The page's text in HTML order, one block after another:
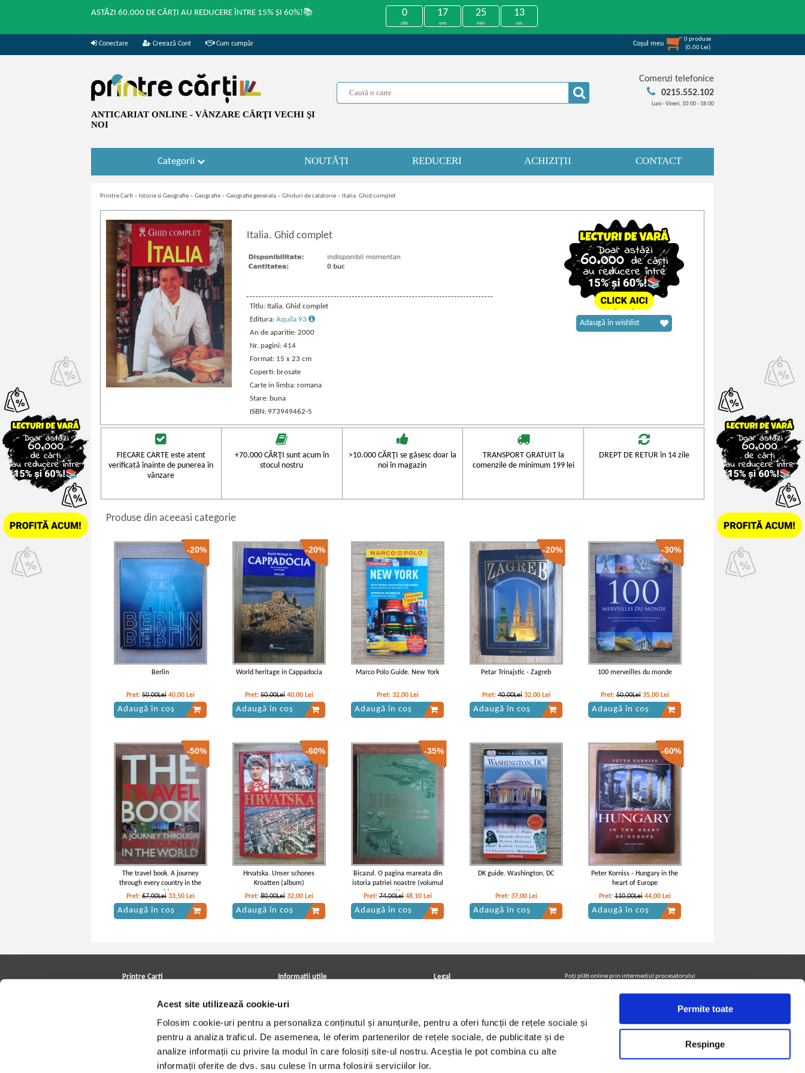
Acest site utilizează cookie-uri
Folosim cookie-uri pentru a personaliza conținutul și anunțurile, pentru a oferi funcții de rețele sociale și
pentru a analiza traficul. De asemenea, le oferim partenerilor de rețele sociale, de publicitate și de
analize informații cu privire la modul în care folosiți site-ul nostru. Aceștia le pot combina cu alte
informații oferite de dvs. sau culese în urma folosirii serviciilor lor.
Permite toate
Respinge
ASTĂZI 60.000 DE CĂRȚI AU REDUCERE ÎNTRE 15% ȘI 60%!📚 0
zile
17
ore
25
min
13
sec
Conectare Creează Cont Cum cumpăr Coşul meu
0produse
(0,00 Lei)
ANTICARIAT ONLINE - VÂNZARE CĂRŢI VECHI ŞI
NOI
Comenzi telefonice
0215.552.102
Luni - Vineri, 10:00 - 18:00
Categorii NOUTĂȚI REDUCERI ACHIZIȚII CONTACT
Printre Carti » Istorie si Geografie » Geografie » Geografie generala » Ghiduri de calatorie » Italia. Ghid complet
Italia. Ghid complet
Titlu: Italia. Ghid complet
Editura: Aquila 93
An de aparitie: 2000
Nr. pagini: 414
Format: 15 x 23 cm
Coperti: brosate
Carte in limba: romana
Stare: buna
ISBN: 973949462-5
Adaugă în wishlist
FIECARE CARTE este atent
verificată înainte de punerea în
vânzare
+70.000 CĂRŢI sunt acum în
stocul nostru
>10.000 CĂRŢI se găsesc doar la
noi în magazin
TRANSPORT GRATUIT la
comenzile de minimum 199 lei
DREPT DE RETUR în 14 zile
Produse din aceeasi categorie
-20%
Berlin
Pret: 50,00Lei 40,00 Lei
Adaugă în coș
-20%
World heritage in Cappadocia
Pret:50,00Lei 40,00 Lei
Adaugă în coș
Marco Polo Guide. New York
Pret: 32,00 Lei
Adaugă în coș
-20%
Petar Trinajstic - Zagreb
Pret:40,00Lei 32,00 Lei
Adaugă în coș
-30%
100 merveilles du monde
Pret:50,00Lei 35,00 Lei
Adaugă în coș
-50%
The travel book. A journey
through every country in the
world
Pret: 67,00Lei 33,50 Lei
Adaugă în coș
-60%
Hrvatska. Unser schones
Kroatten (album)
Pret:80,00Lei 32,00 Lei
Adaugă în coș
-35%
Bicazul. O pagina mareata din
istoria patriei noastre (volumul
1)
Pret:74,00Lei 48,10 Lei
Adaugă în coș
DK guide. Washington, DC
Pret: 37,00 Lei
Adaugă în coș
-60%
Peter Korniss - Hungary in the
heart of Europe
Pret:110,00Lei 44,00 Lei
Adaugă în coș
Printre Carti
Cele mai căutate cărți
Blog Printre Carti
Cărţi sub 5 lei
Cărţi sub 8 lei
Informatii utile
Achizitii viniluri, casete, CD/DVD
Cum cumpar?
Politica de livrare
Retur comenzi
Angajari - Cariere
Legal
Termeni si conditii
Utilizare cookie-uri
Poţi plăti online prin intermediul procesatorului
Urmăreşte-ne pe facebook pentru a fi la curent cu